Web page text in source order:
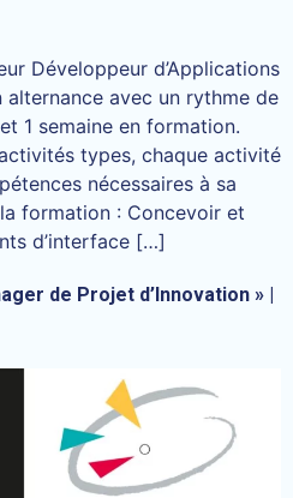
Développeur d’Applications
avec un rythme de
1 semaine en formation.
types, chaque activité
nécessaires à sa
formation : Concevoir et
d’interface […]
de Projet d’Innovation » |